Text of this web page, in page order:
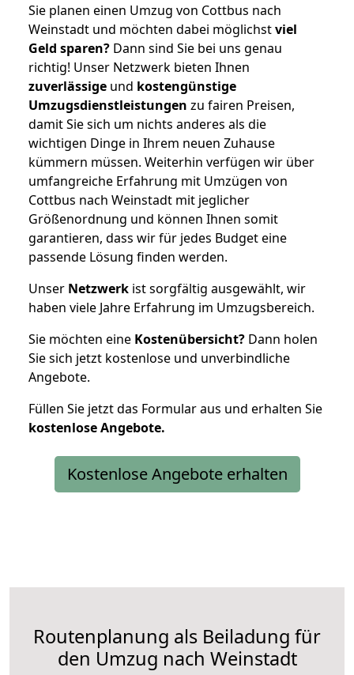
Sie planen einen Umzug von Cottbus nach
Weinstadt und möchten dabei möglichstviel
Geld sparen? Dann sind Sie bei uns genau
richtig! Unser Netzwerk bieten Ihnen
zuverlässige und kostengünstige
Umzugsdienstleistungen zu fairen Preisen,
damit Sie sich um nichts anderes als die
wichtigen Dinge in Ihrem neuen Zuhause
kümmern müssen. Weiterhin verfügen wir über
umfangreiche Erfahrung mit Umzügen von
Cottbus nach Weinstadt mit jeglicher
Größenordnung und können Ihnen somit
garantieren, dass wir für jedes Budget eine
passende Lösung finden werden.
Unser Netzwerk ist sorgfältig ausgewählt, wir
haben viele Jahre Erfahrung im Umzugsbereich.
Sie möchten eine Kostenübersicht? Dann holen
Sie sich jetzt kostenlose und unverbindliche
Angebote.
Füllen Sie jetzt das Formular aus und erhalten Sie
kostenloseAngebote.
Kostenlose Angebote erhalten
Routenplanung als Beiladung für
den Umzug nach Weinstadt